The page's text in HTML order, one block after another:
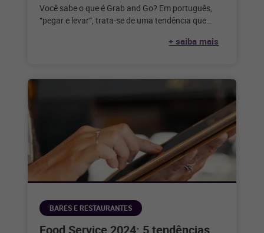
Você sabe o que é Grab and Go? Em português,
“pegar e levar”, trata-se de uma tendência que
+ saiba mais
BARES E RESTAURANTES
Food Service 2024: 5 tendências